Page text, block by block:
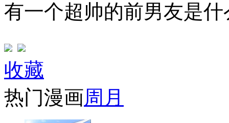
有一个超帅的前男友是
收藏
热门漫画周 月